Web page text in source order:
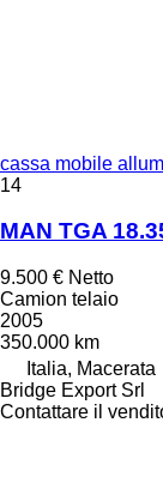
cassa mobile
14
MAN TGA
9.500 € Netto
Camion telaio
2005
350.000 km
Italia, Macerata
Bridge Export Srl
Contattare il